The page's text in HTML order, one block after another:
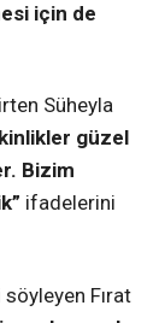
için de
Süheyla
güzel
Bizim
ifadelerini
Fırat